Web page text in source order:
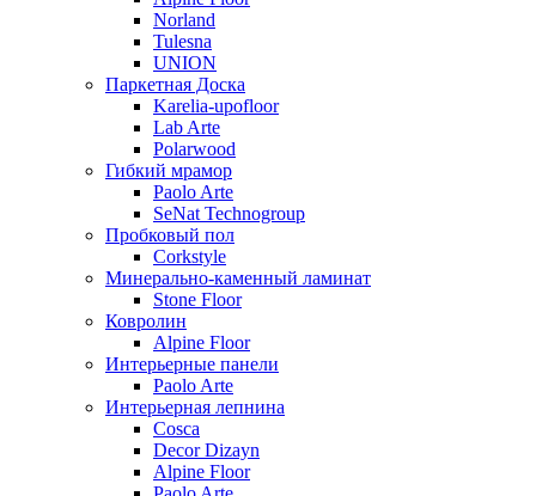
Norland
Tulesna
UNION
Паркетная Доска
Karelia-upofloor
Lab Arte
Polarwood
Гибкий мрамор
Paolo Arte
SeNat Technogroup
Пробковый пол
Corkstyle
Минерально-каменный ламинат
Stone Floor
Ковролин
Alpine Floor
Интерьерные панели
Paolo Arte
Интерьерная лепнина
Cosca
Decor Dizayn
Alpine Floor